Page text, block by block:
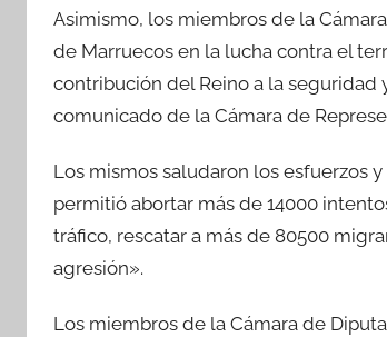
Asimismo, los miembros de la
de Marruecos en la lucha contra el
contribución del Reino a la seguridad
comunicado de la Cámara de
Los mismos saludaron los esfuerzos
permitió abortar más de 14000
tráfico, rescatar a más de 80500
agresión».
Los miembros de la Cámara de